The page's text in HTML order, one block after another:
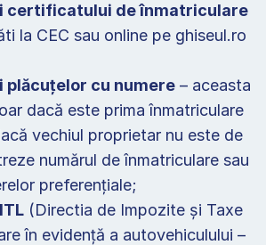
certificatului de înmatriculare
la CEC sau online pe ghiseul.ro
plăcuțelor cu numere – aceasta
dacă este prima înmatriculare
vechiul proprietar nu este de
numărul de înmatriculare sau
preferențiale;
(Directia de Impozite și Taxe
în evidență a autovehiculului –